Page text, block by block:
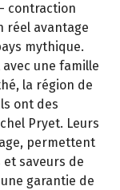
contraction
réel avantage
mythique.
une famille
la région de
ont des
Pryet. Leurs
permettent
saveurs de
garantie de